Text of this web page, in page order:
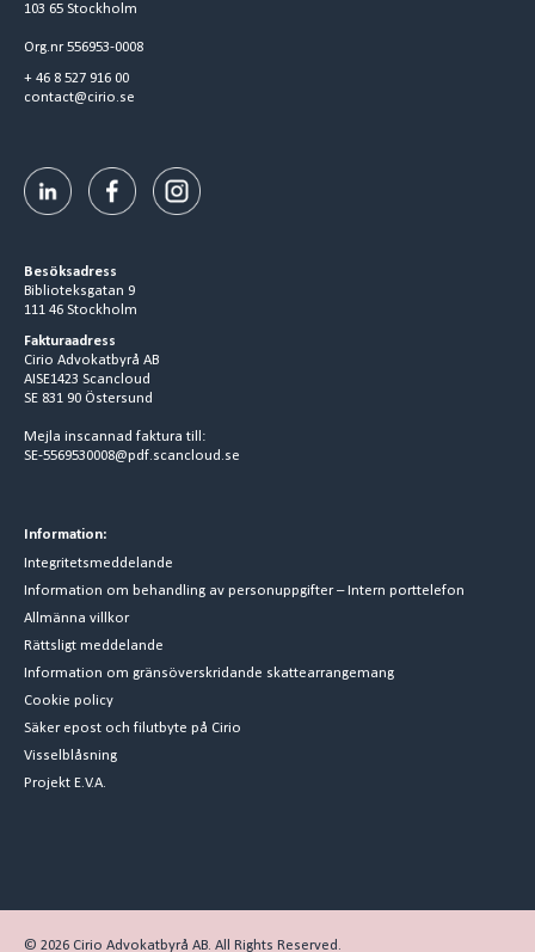
103 65 Stockholm
Org.nr 556953-0008
+ 46 8 527 916 00
contact@cirio.se
Besöksadress
Biblioteksgatan 9
111 46 Stockholm
Fakturaadress
Cirio Advokatbyrå AB
AISE1423 Scancloud
SE 831 90 Östersund
Mejla inscannad faktura till:
SE-5569530008@pdf.scancloud.se
Information:
Integritetsmeddelande
Information om behandling av personuppgifter – Intern porttelefon
Allmänna villkor
Rättsligt meddelande
Information om gränsöverskridande skattearrangemang
Cookie policy
Säker epost och filutbyte på Cirio
Visselblåsning
Projekt E.V.A.
© 2026 Cirio Advokatbyrå AB. All Rights Reserved.